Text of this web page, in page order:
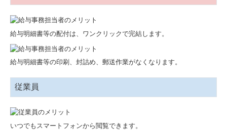
給与明細書等の配付は、ワンクリックで完結します。
給与明細書等の印刷、封詰め、郵送作業がなくなります。
従業員
いつでもスマートフォンから閲覧できます。